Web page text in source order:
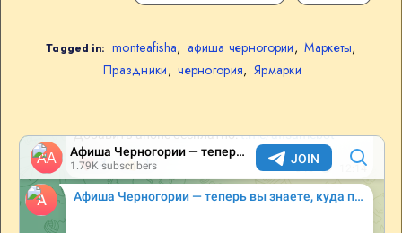
Tagged in: monteafisha, афиша черногории, Маркеты,
Праздники, черногория, Ярмарки